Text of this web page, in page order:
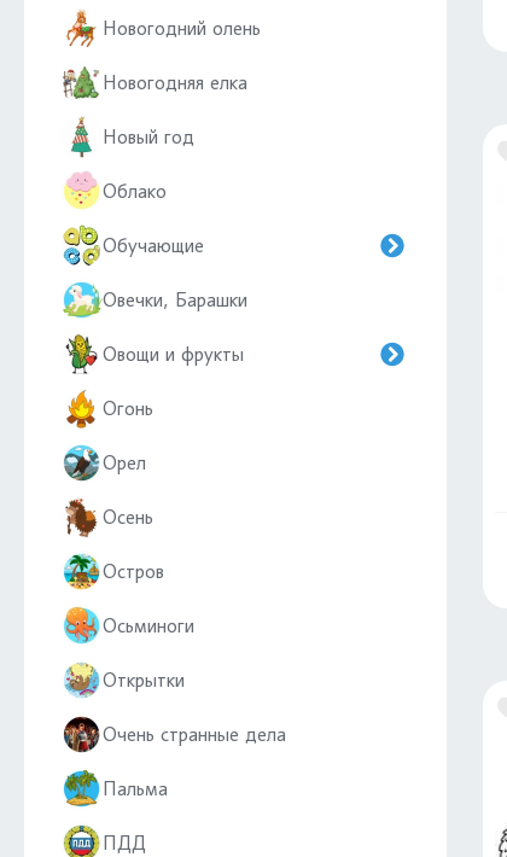
Новогодний олень
Новогодняя елка
Новый год
Облако
Обучающие
Овечки, Барашки
Овощи и фрукты
Огонь
Орел
Осень
Остров
Осьминоги
Открытки
Очень странные дела
Пальма
ПДД